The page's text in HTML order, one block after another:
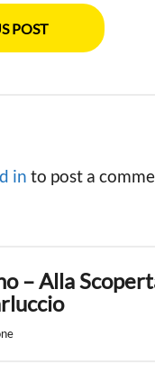
POST
in to post a
– Alla